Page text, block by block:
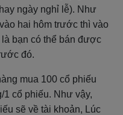
ngày nghỉ lễ). Như
hai hôm trước thì vào
bạn có thể bán được
đó.
mua 100 cổ phiếu
cổ phiếu. Như vậy,
sẽ về tài khoản, Lúc